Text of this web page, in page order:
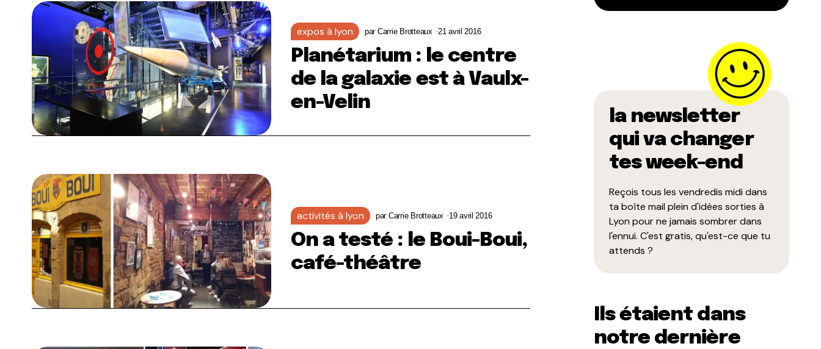
expos à lyon par Carrie Brotteaux 21 avril 2016
Planétarium : le centre
de la galaxie est à Vaulx-
en-Velin
activités à lyon par Carrie Brotteaux 19 avril 2016
On a testé : le Boui-Boui,
café-théâtre
la newsletter
qui va changer
tes week-end
Reçois tous les vendredis midi dans
ta boîte mail plein d'idées sorties à
Lyon pour ne jamais sombrer dans
l'ennui. C'est gratis, qu'est-ce que tu
attends ?
Ils étaient dans
notre dernière